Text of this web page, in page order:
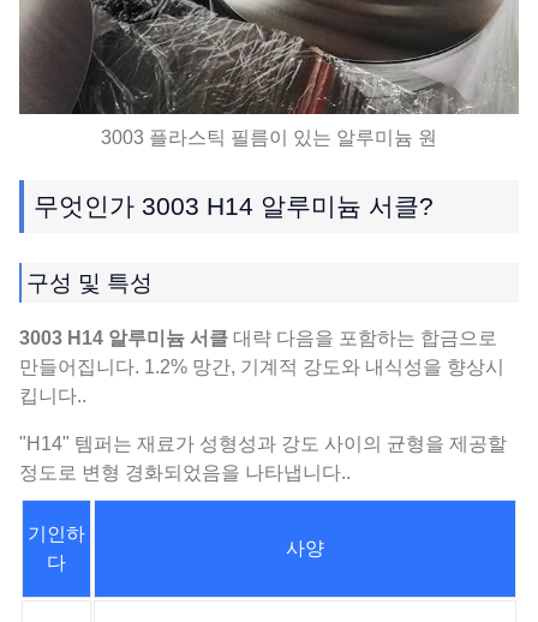
3003 플라스틱 필름이 있는 알루미늄 원
무엇인가 3003 H14 알루미늄 서클?
구성 및 특성
3003 H14 알루미늄 서클 대략 다음을 포함하는 합금으로
만들어집니다. 1.2% 망간, 기계적 강도와 내식성을 향상시
킵니다..
"H14" 템퍼는 재료가 성형성과 강도 사이의 균형을 제공할
정도로 변형 경화되었음을 나타냅니다..
기인하
다
사양